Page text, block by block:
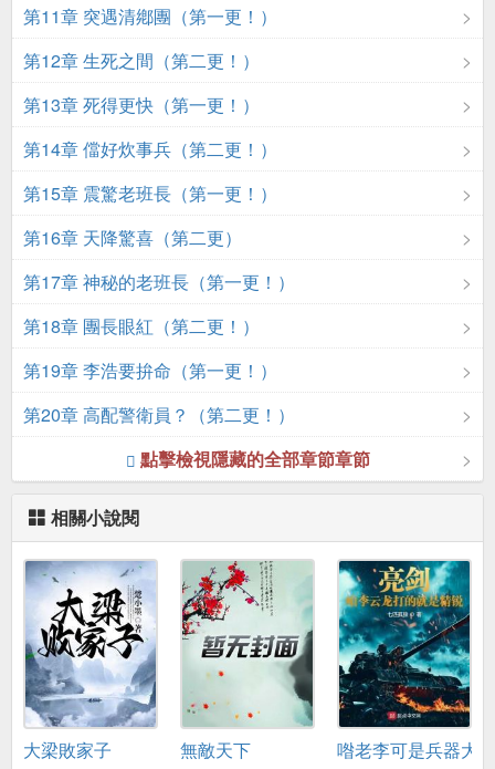
第11章 突遇清鄕團（第一更！）
第12章 生死之間（第二更！）
第13章 死得更快（第一更！）
第14章 儅好炊事兵（第二更！）
第15章 震驚老班長（第一更！）
第16章 天降驚喜（第二更）
第17章 神秘的老班長（第一更！）
第18章 團長眼紅（第二更！）
第19章 李浩要拚命（第一更！）
第20章 高配警衛員？（第二更！）
點擊檢視隱藏的全部章節章節
相關小說閱
大梁敗家子 無敵天下 喒老李可是兵器大